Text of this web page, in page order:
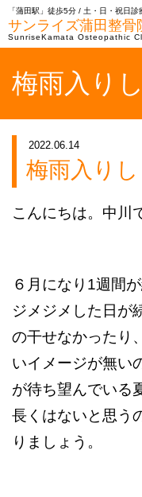
「蒲田駅」徒歩5分 / 土・日・祝日
サンライズ蒲田整骨
SunriseKamata Osteopathic
梅雨入り
2022.06.14
梅雨入りし
こんにちは。中川
６月になり1週間
ジメジメした日が
の干せなかったり
いイメージが無い
が待ち望んでいる
長くはないと思う
りましょう。